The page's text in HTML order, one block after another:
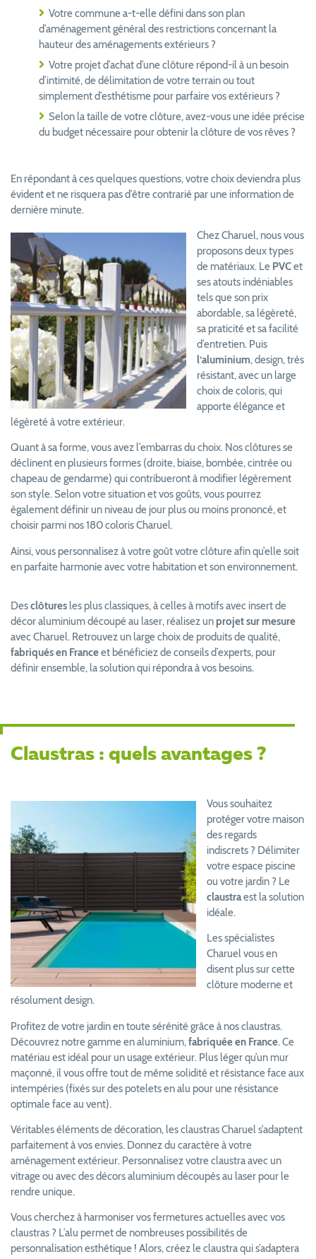
Votre commune a-t-elle défini dans son plan
d’aménagement général des restrictions concernant la
hauteur des aménagements extérieurs ?
Votre projet d’achat d’une clôture répond-il à un besoin
d’intimité, de délimitation de votre terrain ou tout
simplement d’esthétisme pour parfaire vos extérieurs ?
Selon la taille de votre clôture, avez-vous une idée précise
du budget nécessaire pour obtenir la clôture de vos rêves ?
En répondant à ces quelques questions, votre choix deviendra plus
évident et ne risquera pas d’être contrarié par une information de
dernière minute.
Chez Charuel, nous vous
proposons deux types
de matériaux. Le PVCet
ses atouts indéniables
tels que son prix
abordable, sa légèreté,
sa praticité et sa facilité
d’entretien. Puis
l’aluminium, design, très
résistant, avec un large
choix de coloris, qui
apporte élégance et
légèreté à votre extérieur.
Quant à sa forme, vous avez l’embarras du choix. Nos clôtures se
déclinent en plusieurs formes (droite, biaise, bombée, cintrée ou
chapeau de gendarme) qui contribueront à modifier légèrement
son style. Selon votre situation et vos goûts, vous pourrez
également définir un niveau de jour plus ou moins prononcé, et
choisir parmi nos 180 coloris Charuel.
Ainsi, vous personnalisez à votre goût votre clôture afin qu’elle soit
en parfaite harmonie avec votre habitation et son environnement.
Desclôtures les plus classiques, à celles à motifs avec insert de
décor aluminium découpé au laser, réalisez un projet sur mesure
avec Charuel. Retrouvez un large choix de produits de qualité,
fabriqués en Franceet bénéficiez de conseils d’experts, pour
définir ensemble, la solution qui répondra à vos besoins.
Claustras : quels avantages ?
Vous souhaitez
protéger votre maison
des regards
indiscrets ? Délimiter
votre espace piscine
ou votre jardin ? Le
claustraest la solution
idéale.
Les spécialistes
Charuel vous en
disent plus sur cette
clôture moderne et
résolument design.
Profitez de votre jardin en toute sérénité grâce à nos claustras.
Découvrez notre gamme en aluminium, fabriquée en France. Ce
matériau est idéal pour un usage extérieur. Plus léger qu’un mur
maçonné, il vous offre tout de même solidité et résistance face aux
intempéries (fixés sur des potelets en alu pour une résistance
optimale face au vent).
Véritables éléments de décoration, les claustras Charuel s’adaptent
parfaitement à vos envies. Donnez du caractère à votre
aménagement extérieur. Personnalisez votre claustra avec un
vitrage ou avec des décors aluminium découpés au laser pour le
rendre unique.
Vous cherchez à harmoniser vos fermetures actuelles avec vos
claustras ? L’alu permet de nombreuses possibilités de
personnalisation esthétique ! Alors, créez le claustra qui s’adaptera